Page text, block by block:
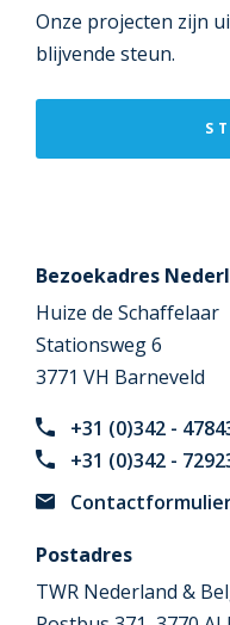
Onze projecten zijn
blijvende steun.
Bezoekadres
Huize de Schaffelaar
Stationsweg 6
3771 VH Barneveld
+31 (0)342 -
+31 (0)342 -
Postadres
TWR Nederland &